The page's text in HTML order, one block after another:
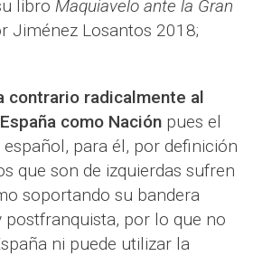
libro Maquiavelo ante la Gran
Jiménez Losantos 2018;
contrario radicalmente al
como Nación pues el
para él, por definición
que son de izquierdas sufren
soportando su bandera
postfranquista, por lo que no
ni puede utilizar la